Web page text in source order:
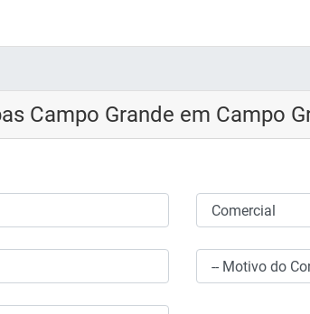
Campo Grande em Campo